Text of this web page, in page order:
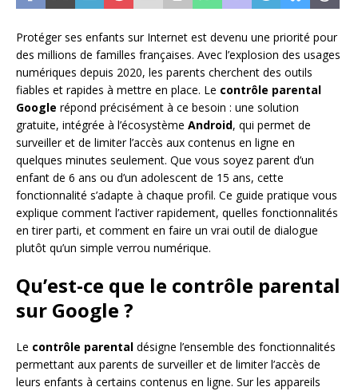
Protéger ses enfants sur Internet est devenu une priorité pour
des millions de familles françaises. Avec l’explosion des usages
numériques depuis 2020, les parents cherchent des outils
fiables et rapides à mettre en place. Le contrôle parental
Google répond précisément à ce besoin : une solution
gratuite, intégrée à l’écosystème Android, qui permet de
surveiller et de limiter l’accès aux contenus en ligne en
quelques minutes seulement. Que vous soyez parent d’un
enfant de 6 ans ou d’un adolescent de 15 ans, cette
fonctionnalité s’adapte à chaque profil. Ce guide pratique vous
explique comment l’activer rapidement, quelles fonctionnalités
en tirer parti, et comment en faire un vrai outil de dialogue
plutôt qu’un simple verrou numérique.
Qu’est-ce que le contrôle parental
sur Google ?
Le contrôle parental désigne l’ensemble des fonctionnalités
permettant aux parents de surveiller et de limiter l’accès de
leurs enfants à certains contenus en ligne. Sur les appareils